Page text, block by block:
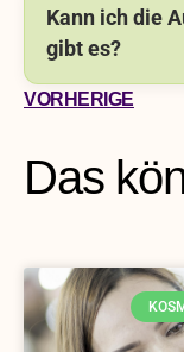
Kann ich die
gibt es?
VORHERIGE
Das